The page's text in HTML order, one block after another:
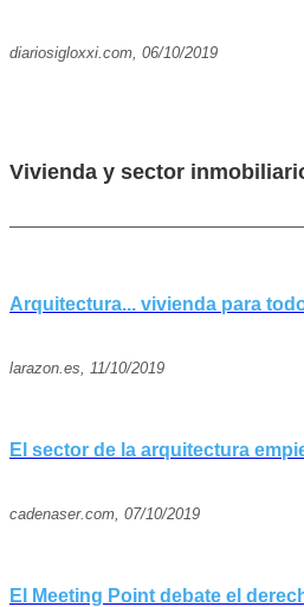
diariosigloxxi.com, 06/10/2019
Vivienda y sector
Arquitectura... vivienda para
larazon.es, 11/10/2019
El sector de la arquitectura
cadenaser.com, 07/10/2019
El Meeting Point debate el